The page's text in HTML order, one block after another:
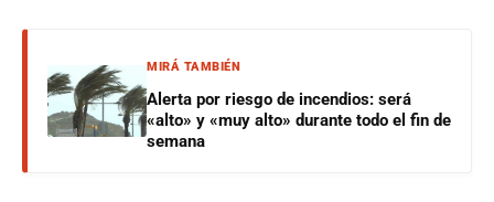
MIRÁ TAMBIÉN
Alerta por riesgo de incendios: será
«alto» y «muy alto» durante todo el fin de
semana